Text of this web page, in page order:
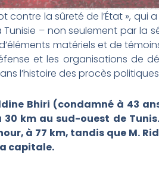
la sûreté de l’État », qui
– non seulement par la
matériels et de
et les organisations de
l’histoire des procès
Bhiri (condamné à 43
km au sud-ouest de
à 77 km, tandis que M.
capitale.